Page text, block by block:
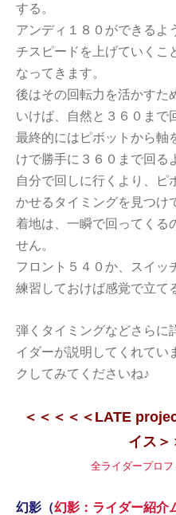
する。
アンディ１８０ができるよ
チスピードを上げていくこ
なってきます。
後はその回転力を活かすた
いけば、自然と３６０まで
最終的にはピボットから軸
けで勝手に３６０まで回る
自分で回しに行くより、ピ
かせるタイミングを見つけ
着地は、一瞬で回ってくる
せん。
フロント５４０か、スイッ
練習しておけば感覚で立て
弾くタイミングなどさら
イダーが説明してくれてい
クしてみてくださいね♪
＜＜＜＜＜LATE
イス＞
全ライダープロ
幻影（幻影：ライダー紹介